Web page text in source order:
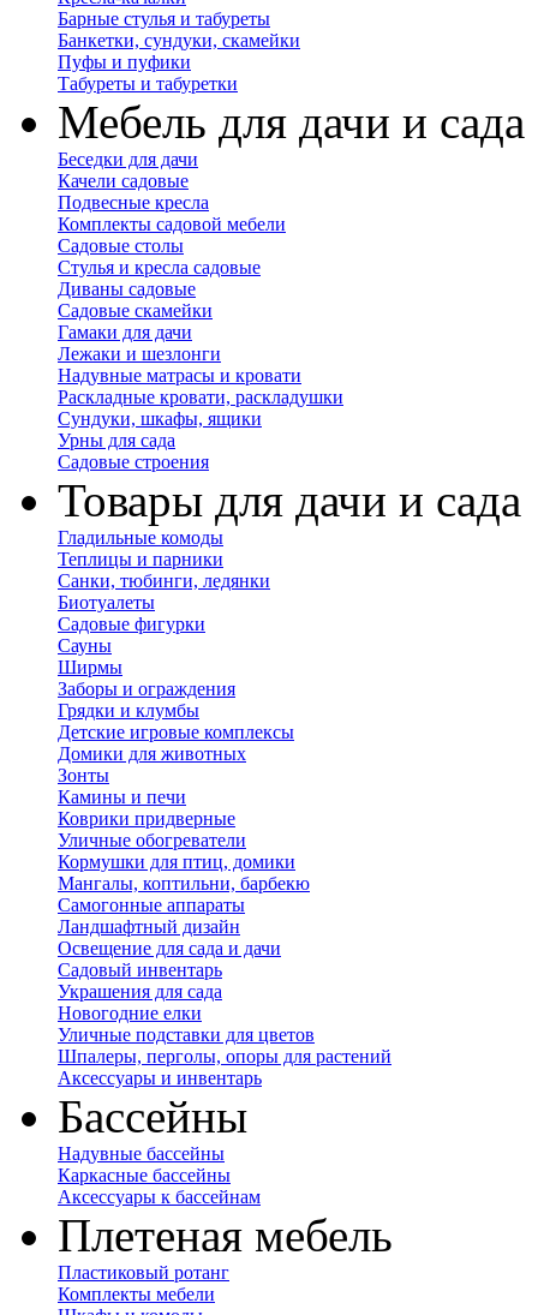
Барные стулья и табуреты
Банкетки, сундуки, скамейки
Пуфы и пуфики
Табуреты и табуретки
Мебель для дачи и сада
Беседки для дачи
Качели садовые
Подвесные кресла
Комплекты садовой мебели
Садовые столы
Стулья и кресла садовые
Диваны садовые
Садовые скамейки
Гамаки для дачи
Лежаки и шезлонги
Надувные матрасы и кровати
Раскладные кровати, раскладушки
Сундуки, шкафы, ящики
Урны для сада
Садовые строения
Товары для дачи и сада
Гладильные комоды
Теплицы и парники
Санки, тюбинги, ледянки
Биотуалеты
Садовые фигурки
Сауны
Ширмы
Заборы и ограждения
Грядки и клумбы
Детские игровые комплексы
Домики для животных
Зонты
Камины и печи
Коврики придверные
Уличные обогреватели
Кормушки для птиц, домики
Мангалы, коптильни, барбекю
Самогонные аппараты
Ландшафтный дизайн
Освещение для сада и дачи
Садовый инвентарь
Украшения для сада
Новогодние елки
Уличные подставки для цветов
Шпалеры, перголы, опоры для растений
Аксессуары и инвентарь
Бассейны
Надувные бассейны
Каркасные бассейны
Аксессуары к бассейнам
Плетеная мебель
Пластиковый ротанг
Комплекты мебели